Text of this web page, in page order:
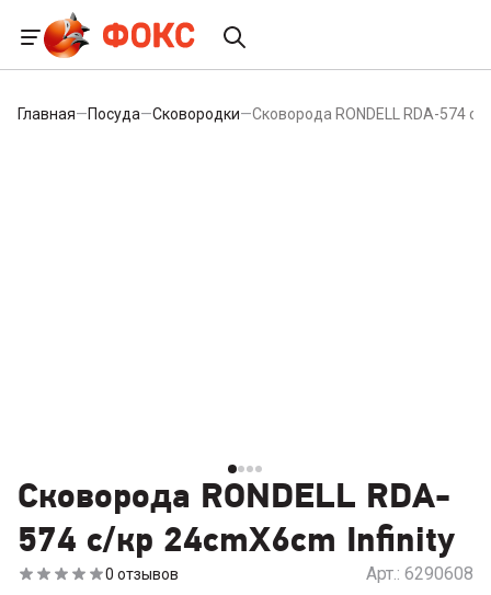
Главная—Посуда—Сковородки—Сковорода RONDELL RDA-574
Сковорода RONDELL RDA-
574 c/кр 24cmX6cm Infinity
0 отзывов Арт.: 6290608